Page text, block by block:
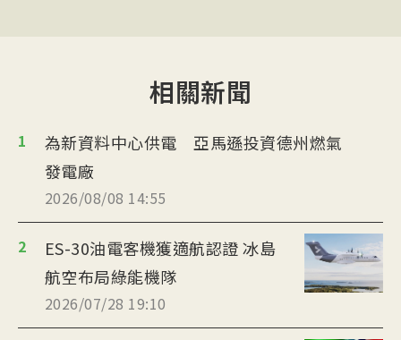
相關新聞
1
為新資料中心供電 亞馬遜投資德州燃氣
發電廠
2026/08/08 14:55
2
ES-30油電客機獲適航認證 冰島
航空布局綠能機隊
2026/07/28 19:10